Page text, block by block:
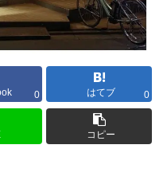
0 はてブ 0
コピー